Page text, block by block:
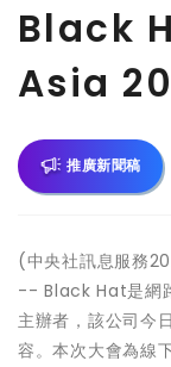
Black
Asia
推廣新聞稿
(中央社訊息服務
-- Black Hat是網
主辦者，該公司今
容。本次大會為線